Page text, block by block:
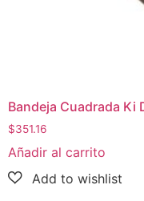
Bandeja Cuadrada Ki
$351.16
Añadir al carrito